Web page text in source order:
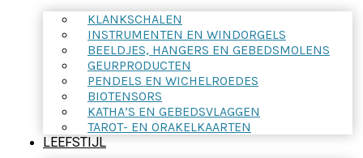
KLANKSCHALEN
INSTRUMENTEN EN WINDORGELS
BEELDJES, HANGERS EN GEBEDSMOLENS
GEURPRODUCTEN
PENDELS EN WICHELROEDES
BIOTENSORS
KATHA’S EN GEBEDSVLAGGEN
TAROT- EN ORAKELKAARTEN
LEEFSTIJL